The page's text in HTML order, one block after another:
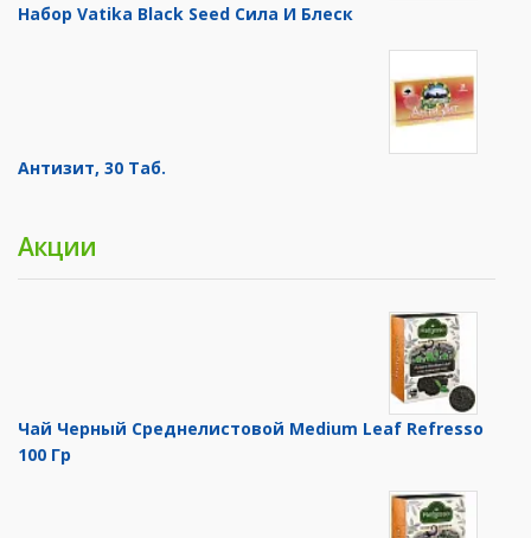
Набор Vatika Black Seed Сила И Блеск
Антизит, 30 Таб.
Акции
Чай Черный Среднелистовой Medium Leaf Refresso
100 Гр